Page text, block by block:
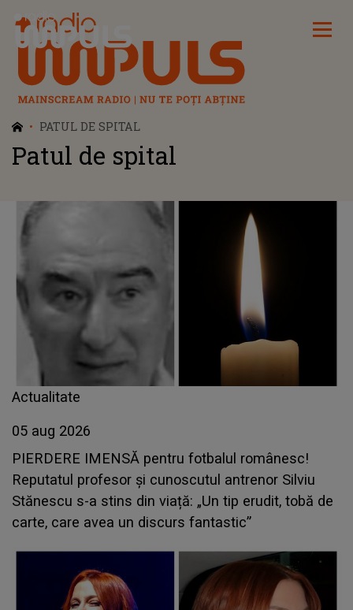
Radio Impuls
PATUL DE SPITAL
Patul de spital
Actualitate
05 aug 2026
PIERDERE IMENSĂ pentru fotbalul românesc!
Reputatul profesor și cunoscutul antrenor Silviu
Stănescu s-a stins din viață: „Un tip erudit, tobă de
carte, care avea un discurs fantastic”